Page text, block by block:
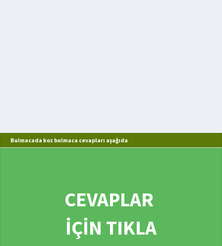
Bulmacada koz bulmaca cevapları aşağıda
CEVAPLAR
İÇİN TIKLA